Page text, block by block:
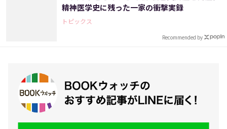
精神医学史に残った一家の衝撃実録
トピックス
Recommended by